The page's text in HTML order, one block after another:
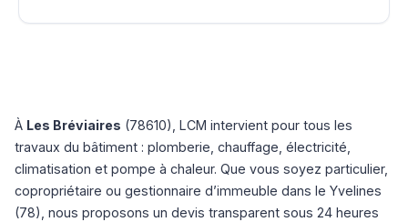
À Les Bréviaires (78610), LCM intervient pour tous les
travaux du bâtiment : plomberie, chauffage, électricité,
climatisation et pompe à chaleur. Que vous soyez particulier,
copropriétaire ou gestionnaire d’immeuble dans le Yvelines
(78), nous proposons un devis transparent sous 24 heures